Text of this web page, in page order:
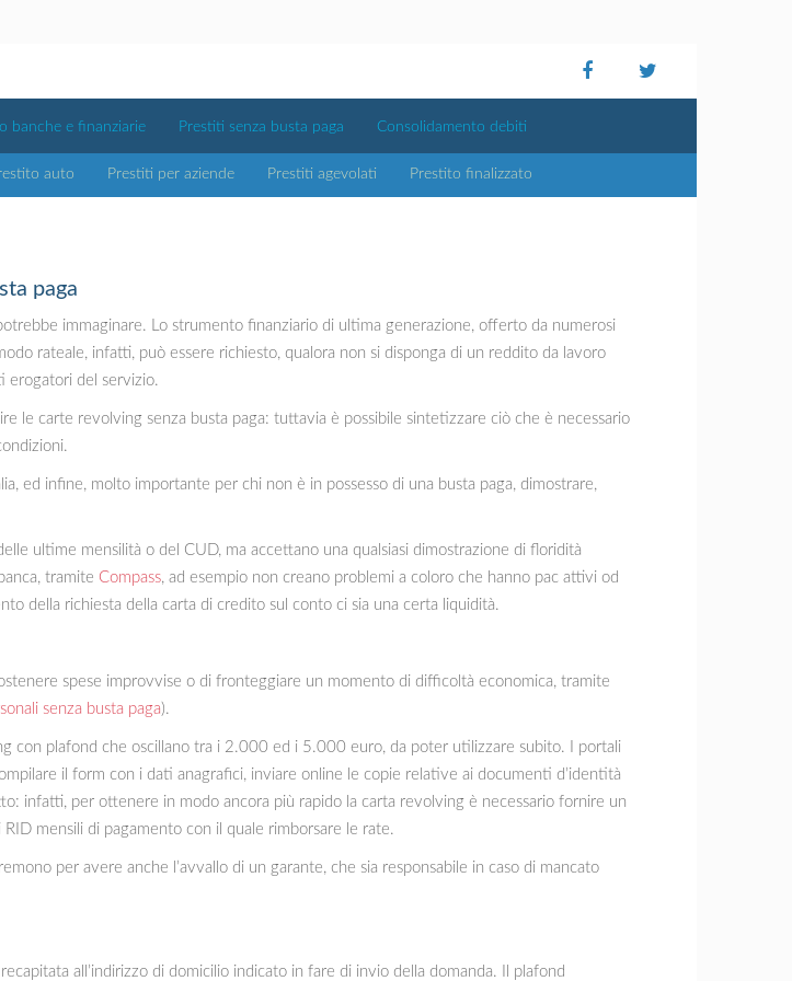
banche e finanziarie Prestiti senza busta paga Consolidamento debiti
auto Prestiti per aziende Prestiti agevolati Prestito finalizzato
paga
immaginare. Lo strumento finanziario di ultima generazione, offerto da numerosi
rateale, infatti, può essere richiesto, qualora non si disponga di un reddito da lavoro
erogatori del servizio.
le carte revolving senza busta paga: tuttavia è possibile sintetizzare ciò che è necessario
ed infine, molto importante per chi non è in possesso di una busta paga, dimostrare,
ultime mensilità o del CUD, ma accettano una qualsiasi dimostrazione di floridità
tramite Compass, ad esempio non creano problemi a coloro che hanno pac attivi od
della richiesta della carta di credito sul conto ci sia una certa liquidità.
spese improvvise o di fronteggiare un momento di difficoltà economica, tramite
senza busta paga).
con plafond che oscillano tra i 2.000 ed i 5.000 euro, da poter utilizzare subito. I portali
il form con i dati anagrafici, inviare online le copie relative ai documenti d’identità
infatti, per ottenere in modo ancora più rapido la carta revolving è necessario fornire un
mensili di pagamento con il quale rimborsare le rate.
per avere anche l’avvallo di un garante, che sia responsabile in caso di mancato
all’indirizzo di domicilio indicato in fare di invio della domanda. Il plafond